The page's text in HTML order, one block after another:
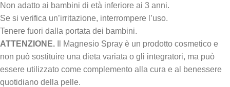
Non adatto ai bambini di età inferiore ai 3 anni.
Se si verifica un’irritazione, interrompere l’uso.
Tenere fuori dalla portata dei bambini.
ATTENZIONE. Il Magnesio Spray è un prodotto cosmetico e
non può sostituire una dieta variata o gli integratori, ma può
essere utilizzato come complemento alla cura e al benessere
quotidiano della pelle.